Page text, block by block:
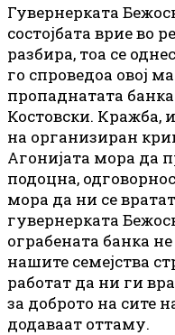
Гувернерката
состојбата врие во
разбира, тоа се
го спроведоа овој
пропаднатата
Костовски. Кражба,
на организиран
Агонијата мора да
подоцна,
мора да ни се
гувернерката
ограбената банка
нашите семејства
работат да ни ги
за доброто на сите
додаваат оттаму.